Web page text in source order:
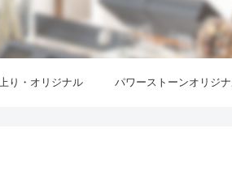
り・オリジナル パワーストーンオリジ